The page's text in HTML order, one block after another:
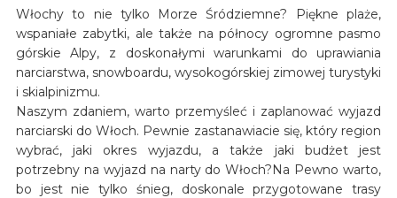
Włochy to nie tylko Morze Śródziemne? Piękne plaże,
wspaniałe zabytki, ale także na północy ogromne pasmo
górskie Alpy, z doskonałymi warunkami do uprawiania
narciarstwa, snowboardu, wysokogórskiej zimowej turystyki
i skialpinizmu.
Naszym zdaniem, warto przemyśleć i zaplanować wyjazd
narciarski do Włoch. Pewnie zastanawiacie się, który region
wybrać, jaki okres wyjazdu, a także jaki budżet jest
potrzebny na wyjazd na narty do Włoch?Na Pewno warto,
bo jest nie tylko śnieg, doskonale przygotowane trasy